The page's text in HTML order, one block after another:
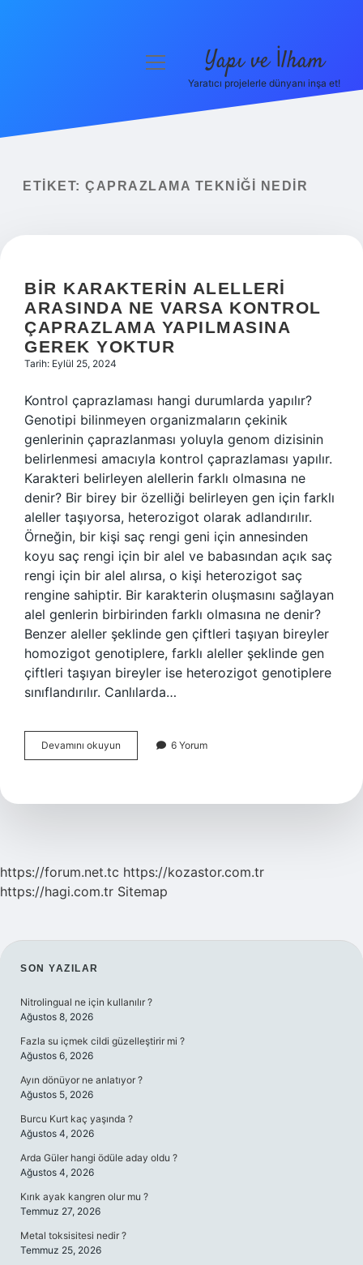
Yasal Uyarı
menüyü
Yapı ve İlham
Yaratıcı projelerle dünyanı inşa et!
ETIKET: ÇAPRAZLAMA TEKNIĞI NEDIR
BIR KARAKTERIN ALELLERI
ARASINDA NE VARSA KONTROL
ÇAPRAZLAMA YAPILMASINA
GEREK YOKTUR
Tarih: Eylül 25, 2024
Kontrol çaprazlaması hangi durumlarda yapılır?
Genotipi bilinmeyen organizmaların çekinik
genlerinin çaprazlanması yoluyla genom dizisinin
belirlenmesi amacıyla kontrol çaprazlaması yapılır.
Karakteri belirleyen alellerin farklı olmasına ne
denir? Bir birey bir özelliği belirleyen gen için farklı
aleller taşıyorsa, heterozigot olarak adlandırılır.
Örneğin, bir kişi saç rengi geni için annesinden
koyu saç rengi için bir alel ve babasından açık saç
rengi için bir alel alırsa, o kişi heterozigot saç
rengine sahiptir. Bir karakterin oluşmasını sağlayan
alel genlerin birbirinden farklı olmasına ne denir?
Benzer aleller şeklinde gen çiftleri taşıyan bireyler
homozigot genotiplere, farklı aleller şeklinde gen
çiftleri taşıyan bireyler ise heterozigot genotiplere
sınıflandırılır. Canlılarda…
Devamını okuyun
Karakterin
Ne
Gerek
Yoktur
6 Yorum
https://forum.net.tc https://kozastor.com.tr
https://hagi.com.tr Sitemap
SIDEBAR
SON YAZILAR
Nitrolingual ne için kullanılır ?
Ağustos 8, 2026
Fazla su içmek cildi güzelleştirir mi ?
Ağustos 6, 2026
Ayın dönüyor ne anlatıyor ?
Ağustos 5, 2026
Burcu Kurt kaç yaşında ?
Ağustos 4, 2026
Arda Güler hangi ödüle aday oldu ?
Ağustos 4, 2026
Kırık ayak kangren olur mu ?
Temmuz 27, 2026
Metal toksisitesi nedir ?
Temmuz 25, 2026